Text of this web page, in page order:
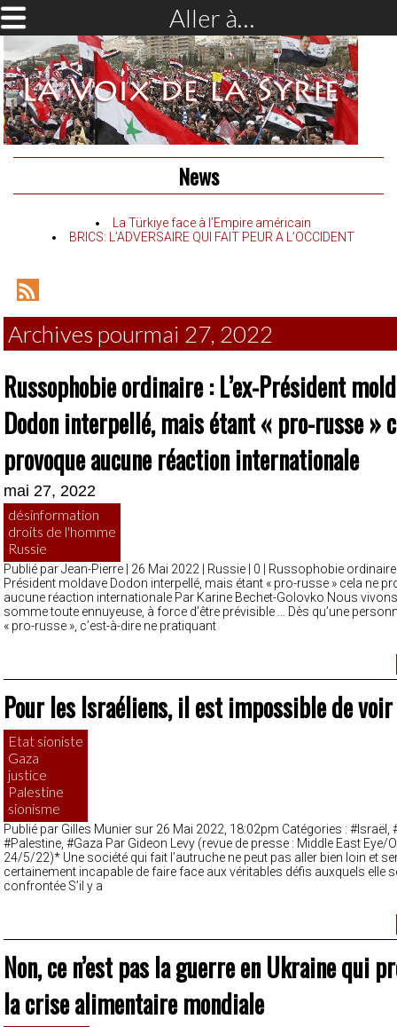
Aller à…
News
La Türkiye face à l’Empire américain
BRICS: L’ADVERSAIRE QUI FAIT PEUR A L’OCCIDENT
RSS
Feed
Archives pourmai 27, 2022
Russophobie ordinaire : L’ex-Président
Dodon interpellé, mais étant « pro-russe »
provoque aucune réaction internationale
mai 27, 2022
désinformation
droits de l'homme
Russie
Publié par Jean-Pierre | 26 Mai 2022 | Russie | 0 | Russophobie ordinaire
Président moldave Dodon interpellé, mais étant « pro-russe » cela ne
aucune réaction internationale Par Karine Bechet-Golovko Nous
somme toute ennuyeuse, à force d’être prévisible … Dès qu’une
« pro-russe », c’est-à-dire ne pratiquant
Pour les Israéliens, il est impossible de voir
Etat sioniste
Gaza
justice
Palestine
sionisme
Publié par Gilles Munier sur 26 Mai 2022, 18:02pm Catégories : #Israël,
#Palestine, #Gaza Par Gideon Levy (revue de presse : Middle East Eye/
24/5/22)* Une société qui fait l’autruche ne peut pas aller bien loin et
certainement incapable de faire face aux véritables défis auxquels elle
confrontée S’il y a
Non, ce n’est pas la guerre en Ukraine qui
la crise alimentaire mondiale